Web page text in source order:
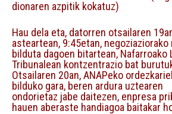
dionaren azpitik kokatuz)
Hau dela eta, datorren otsailaren
asteartean, 9:45etan, negoziaziorako
bilduta dagoen bitartean, Nafarroako
Tribunalean kontzentrazio bat
Otsailaren 20an, ANAPeko
bilduko gara, beren ardura uztearen
ondorietaz jabe daitezen, enpresa
hauen aberaste handiagoa baitakar